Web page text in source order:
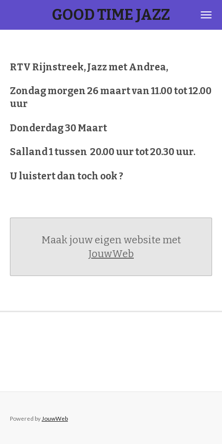
hoofdinhoud
GOOD TIME JAZZ
RTV Rijnstreek, Jazz met Andrea,
Zondag morgen 26 maart van 11.00 tot 12.00
uur
Donderdag 30 Maart
Salland 1 tussen 20.00 uur tot 20.30 uur.
U luistert dan toch ook ?
Maak jouw eigen website met
JouwWeb
Powered by JouwWeb